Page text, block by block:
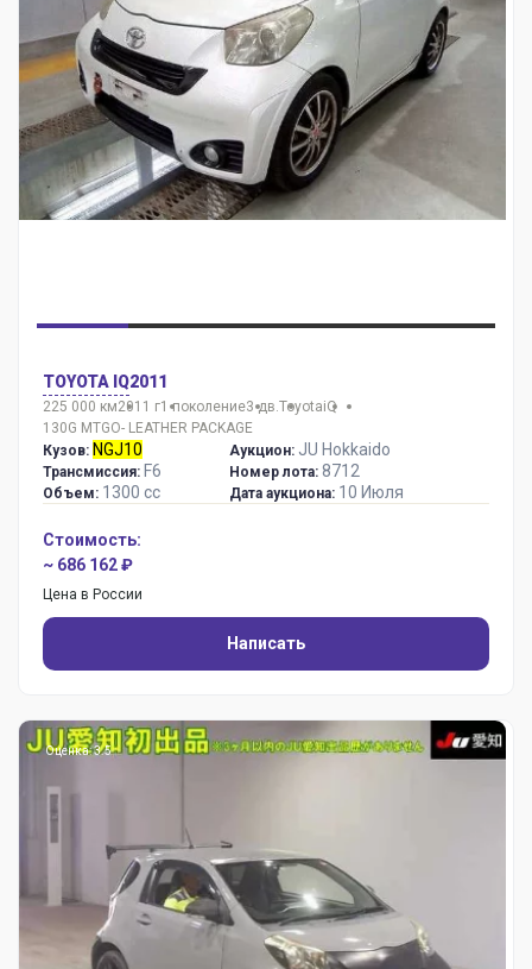
TOYOTA IQ2011
225 000 км2011 г1 поколение3 дв.ToyotaiQ
130G MTGO- LEATHER PACKAGE
Кузов: NGJ10
Трансмиссия: F6
Объем: 1300 сс
Аукцион: JU Hokkaido
Номер лота: 8712
Дата аукциона: 10 Июля
Стоимость:
~ 686 162 ₽
Цена в России
Написать
Оценка: 3.5